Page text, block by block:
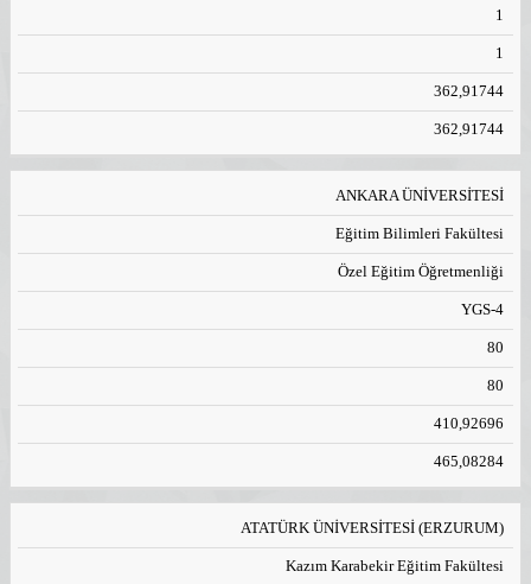
1
1
362,91744
362,91744
ANKARA ÜNİVERSİTESİ
Eğitim Bilimleri Fakültesi
Özel Eğitim Öğretmenliği
YGS-4
80
80
410,92696
465,08284
ATATÜRK ÜNİVERSİTESİ (ERZURUM)
Kazım Karabekir Eğitim Fakültesi